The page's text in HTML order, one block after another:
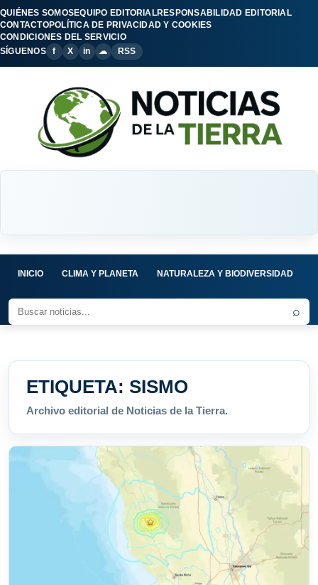
QUIÉNES SOMOSEQUIPO EDITORIALRESPONSABILIDAD EDITORIAL
CONTACTOPOLÍTICA DE PRIVACIDAD Y COOKIES
CONDICIONES DEL SERVICIO
SÍGUENOS
f X in ☁ RSS
INICIO CLIMA Y PLANETA NATURALEZA Y BIODIVERSIDAD
⌕
ETIQUETA: SISMO
Archivo editorial de Noticias de la Tierra.